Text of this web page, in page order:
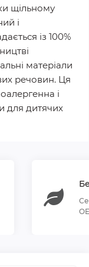
щільному
і
із 100%
матеріали
речовин. Ця
і
для дитячих